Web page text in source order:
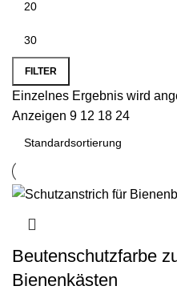
FILTER
Einzelnes Ergebnis wird
Anzeigen 9 12 18 24
Beutenschutzfarbe
Bienenkästen